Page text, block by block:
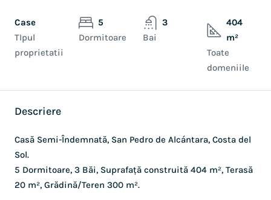
Case
TIpul
proprietatii
5
Dormitoare
3
Bai
404
m²
Toate
domeniile
Descriere
Casă Semi-Îndemnată, San Pedro de Alcántara, Costa del
Sol.
5 Dormitoare, 3 Băi, Suprafață construită 404 m², Terasă
20 m², Grădină/Teren 300 m².